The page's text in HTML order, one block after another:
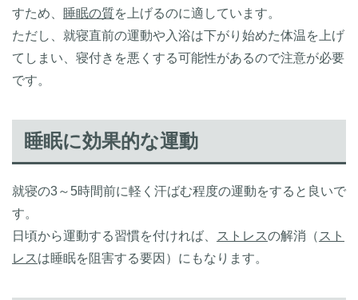
すため、 睡眠の質を上げるのに適しています。
ただし、就寝直前の運動や入浴は下がり始めた体温を上げ
てしまい、寝付きを悪くする可能性があるので注意が必要
です。
睡眠に効果的な運動
就寝の3～5時間前に軽く汗ばむ程度の運動をすると良いで
す。
日頃から運動する習慣を付ければ、
ストレスの解消（ スト
レス は睡眠を阻害する要因）にもなります。